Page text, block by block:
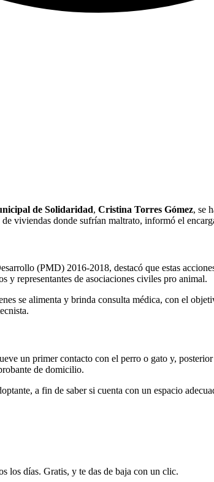
de Solidaridad, Cristina Torres Gómez, se
viviendas donde sufrían maltrato, informó el
(PMD) 2016-2018, destacó que estas
representantes de asociaciones civiles pro animal.
se alimenta y brinda consulta médica, con el
un primer contacto con el perro o gato y,
de domicilio.
a fin de saber si cuenta con un espacio
los días. Gratis, y te das de baja con un clic.